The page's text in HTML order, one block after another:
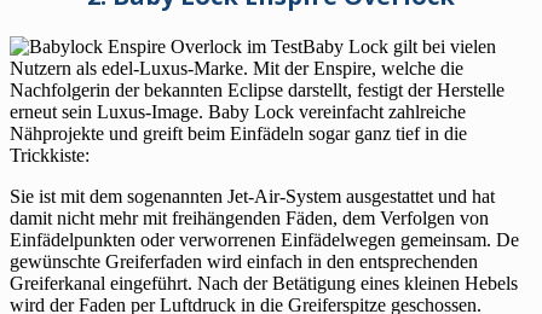
Baby Lock gilt bei vielen
Nutzern als edel-Luxus-Marke. Mit der Enspire, welche die
Nachfolgerin der bekannten Eclipse darstellt, festigt der Herstelle
erneut sein Luxus-Image. Baby Lock vereinfacht zahlreiche
Nähprojekte und greift beim Einfädeln sogar ganz tief in die
Trickkiste:
Sie ist mit dem sogenannten Jet-Air-System ausgestattet und hat
damit nicht mehr mit freihängenden Fäden, dem Verfolgen von
Einfädelpunkten oder verworrenen Einfädelwegen gemeinsam. De
gewünschte Greiferfaden wird einfach in den entsprechenden
Greiferkanal eingeführt. Nach der Betätigung eines kleinen Hebels
wird der Faden per Luftdruck in die Greiferspitze geschossen.